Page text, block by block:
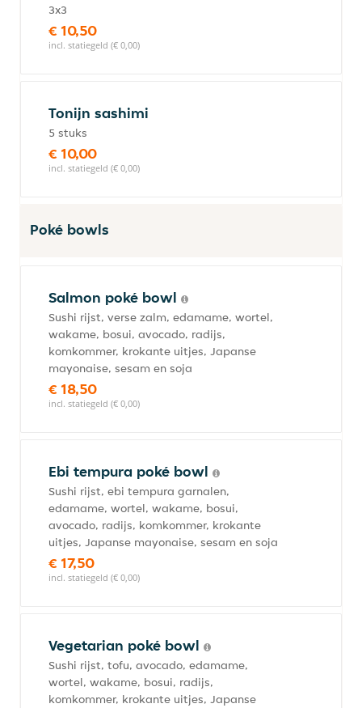
3x3
€ 10,50
incl. statiegeld (€ 0,00)
Tonijn sashimi
5 stuks
€ 10,00
incl. statiegeld (€ 0,00)
Poké bowls
Salmon poké bowl
Sushi rijst, verse zalm, edamame, wortel,
wakame, bosui, avocado, radijs,
komkommer, krokante uitjes, Japanse
mayonaise, sesam en soja
€ 18,50
incl. statiegeld (€ 0,00)
Ebi tempura poké bowl
Sushi rijst, ebi tempura garnalen,
edamame, wortel, wakame, bosui,
avocado, radijs, komkommer, krokante
uitjes, Japanse mayonaise, sesam en soja
€ 17,50
incl. statiegeld (€ 0,00)
Vegetarian poké bowl
Sushi rijst, tofu, avocado, edamame,
wortel, wakame, bosui, radijs,
komkommer, krokante uitjes, Japanse